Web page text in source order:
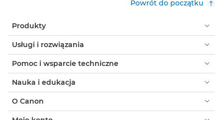
Powrót do początku
Produkty
Usługi i rozwiązania
Pomoc i wsparcie techniczne
Nauka i edukacja
O Canon